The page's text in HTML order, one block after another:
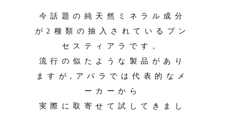
今話題の純天然ミネラル成分
が2種類の抽入されているプン
セスティアラです。
流行の似たような製品があり
ますが,アパラでは代表的なメ
ーカーから
実際に取寄せて試してきまし